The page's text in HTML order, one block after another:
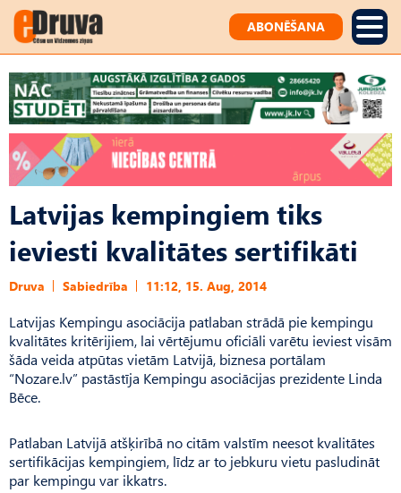
ABONĒŠANA
Latvijas kempingiem tiks
ieviesti kvalitātes sertifikāti
Druva Sabiedrība 11:12, 15. Aug, 2014
Latvijas Kempingu asociācija patlaban strādā pie kempingu
kvalitātes kritērijiem, lai vērtējumu oficiāli varētu ieviest visām
šāda veida atpūtas vietām Latvijā, biznesa portālam
“Nozare.lv” pastāstīja Kempingu asociācijas prezidente Linda
Bēce.
Patlaban Latvijā atšķirībā no citām valstīm neesot kvalitātes
sertifikācijas kempingiem, līdz ar to jebkuru vietu pasludināt
par kempingu var ikkatrs.